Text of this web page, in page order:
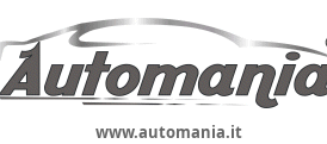
www.automania.it